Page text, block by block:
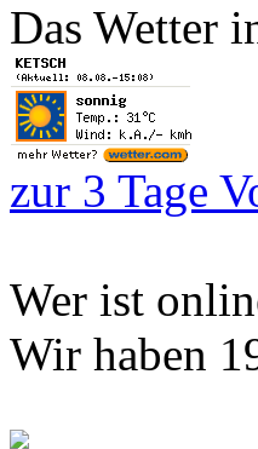
Das Wetter
zur 3 Tage
Wer ist
Wir haben